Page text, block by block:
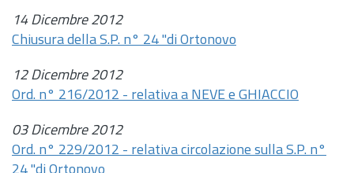
14 Dicembre 2012
Chiusura della S.P. n° 24 "di Ortonovo
12 Dicembre 2012
Ord. n° 216/2012 - relativa a NEVE e GHIACCIO
03 Dicembre 2012
Ord. n° 229/2012 - relativa circolazione sulla S.P. n°